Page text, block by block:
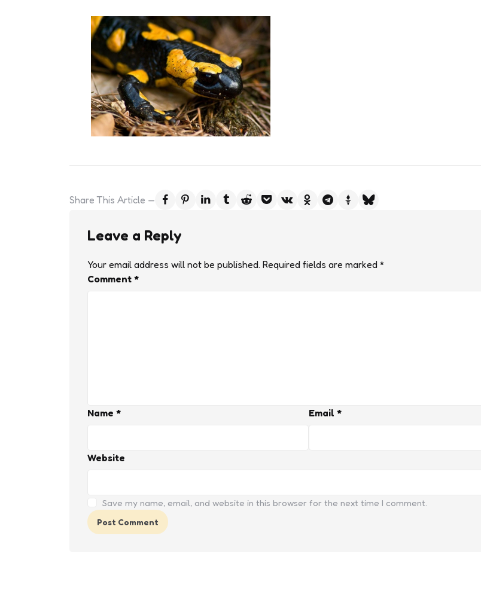
Share This Article
Leave a Reply
Your email address will not be published. Required fields are marked *
Comment *
Name * Email *
Website
Save my name, email, and website in this browser for the next time I comment.